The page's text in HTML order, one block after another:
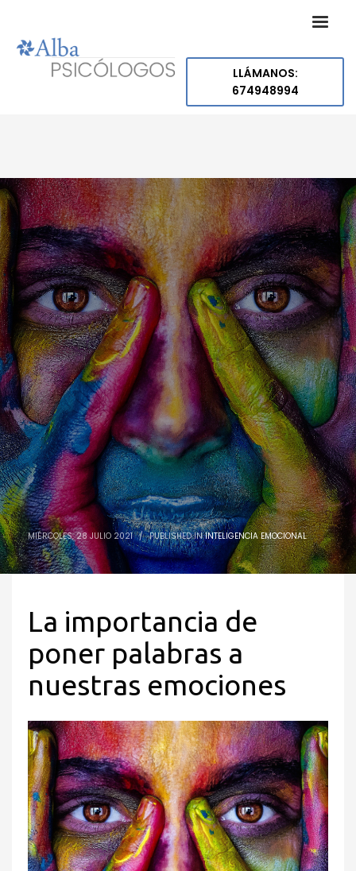
LLÁMANOS:
674948994
MIÉRCOLES, 28 JULIO 2021 / PUBLISHED ININTELIGENCIA EMOCIONAL
La importancia de
poner palabras a
nuestras emociones